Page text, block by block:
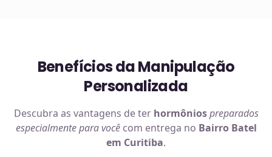
Benefícios da Manipulação
Personalizada
Descubra as vantagens de ter hormônios preparados
especialmente para vocêcom entrega no Bairro Batel
em Curitiba.